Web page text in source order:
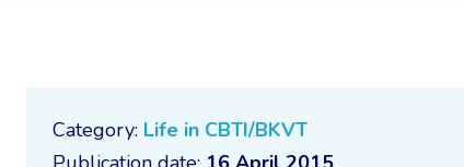
Category: Life in CBTI/BKVT